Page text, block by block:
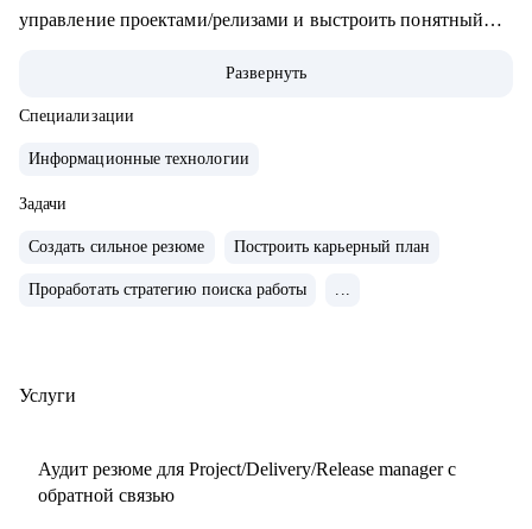
управление проектами/релизами и выстроить понятный
• Обучение и сертификаты:
• 2024 — ITSM. Основы управления ИТ-услугами
• 2022 — «Поколение Python: курс для начинающих»
• 2021 — Kanban System Design, Professional Scrum Master
• Аудит резюме для Project / Delivery / Release Manager
• Переход в управление из разработки / аналитики /
Кому могу помочь:
Развернуть
Специализации
Информационные технологии
Задачи
Создать сильное резюме Построить карьерный план
Проработать стратегию поиска работы ...
Услуги
Аудит резюме для Project/Delivery/Release manager с
обратной связью